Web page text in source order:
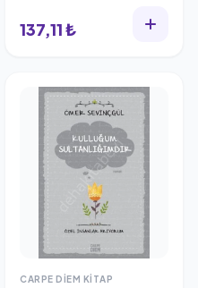
137,11 ₺
CARPE DIEM KITAP